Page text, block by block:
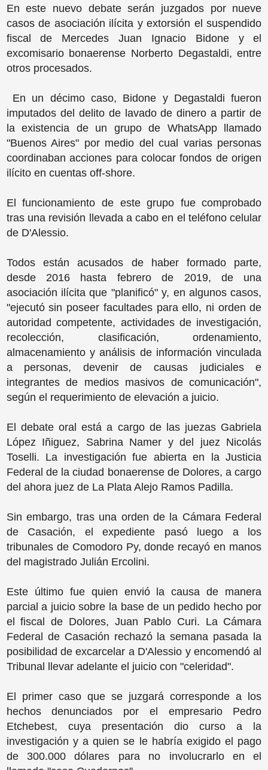
En este nuevo debate serán juzgados por nueve
casos de asociación ilícita y extorsión el suspendido
fiscal de Mercedes Juan Ignacio Bidone y el
excomisario bonaerense Norberto Degastaldi, entre
otros procesados.
En un décimo caso, Bidone y Degastaldi fueron
imputados del delito de lavado de dinero a partir de
la existencia de un grupo de WhatsApp llamado
"Buenos Aires" por medio del cual varias personas
coordinaban acciones para colocar fondos de origen
ilícito en cuentas off-shore.
El funcionamiento de este grupo fue comprobado
tras una revisión llevada a cabo en el teléfono celular
de D'Alessio.
Todos están acusados de haber formado parte,
desde 2016 hasta febrero de 2019, de una
asociación ilícita que "planificó" y, en algunos casos,
"ejecutó sin poseer facultades para ello, ni orden de
autoridad competente, actividades de investigación,
recolección, clasificación, ordenamiento,
almacenamiento y análisis de información vinculada
a personas, devenir de causas judiciales e
integrantes de medios masivos de comunicación",
según el requerimiento de elevación a juicio.
El debate oral está a cargo de las juezas Gabriela
López Iñiguez, Sabrina Namer y del juez Nicolás
Toselli. La investigación fue abierta en la Justicia
Federal de la ciudad bonaerense de Dolores, a cargo
del ahora juez de La Plata Alejo Ramos Padilla.
Sin embargo, tras una orden de la Cámara Federal
de Casación, el expediente pasó luego a los
tribunales de Comodoro Py, donde recayó en manos
del magistrado Julián Ercolini.
Este último fue quien envió la causa de manera
parcial a juicio sobre la base de un pedido hecho por
el fiscal de Dolores, Juan Pablo Curi. La Cámara
Federal de Casación rechazó la semana pasada la
posibilidad de excarcelar a D'Alessio y encomendó al
Tribunal llevar adelante el juicio con "celeridad".
El primer caso que se juzgará corresponde a los
hechos denunciados por el empresario Pedro
Etchebest, cuya presentación dio curso a la
investigación y a quien se le habría exigido el pago
de 300.000 dólares para no involucrarlo en el